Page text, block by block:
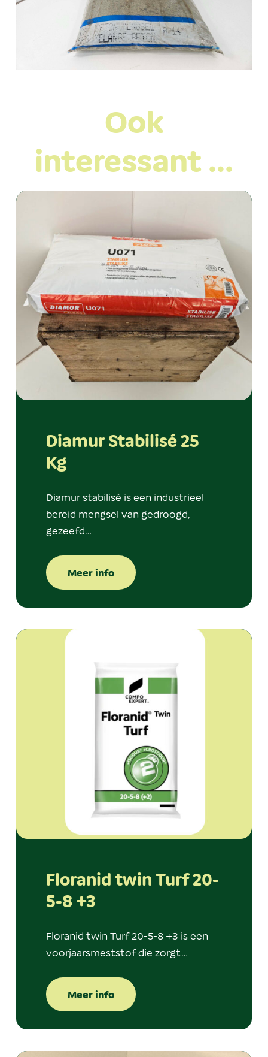
Ook
interessant …
Diamur Stabilisé 25
Kg
Diamur stabilisé is een industrieel
bereid mengsel van gedroogd,
gezeefd…
Meer info
Floranid twin Turf 20-
5-8 +3
Floranid twin Turf 20-5-8 +3 is een
voorjaarsmeststof die zorgt…
Meer info